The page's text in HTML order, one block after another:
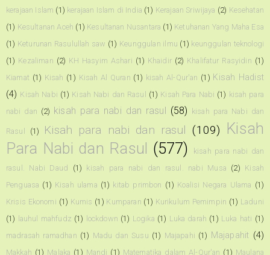
kerajaan Islam (1) kerajaan Islam di India (1) Kerajaan Sriwijaya (2) Kesehatan
(1) Kesultanan Aceh (1) Kesultanan Nusantara (1) Ketuhanan Yang Maha Esa
(1) Keturunan Rasulullah saw (1) Keunggulan ilmu (1) keunggulan teknologi
(1) Kezaliman (2) KH Hasyim Ashari (1) Khaidir (2) Khalifatur Rasyidin (1)
Kiamat (1) Kisah (1) Kisah Al Quran (1) kisah Al-Qur'an (1) Kisah Hadist
(4) Kisah Nabi (1) Kisah Nabi dan Rasul (1) Kisah Para Nabi (1) kisah para
nabi dan (2) kisah para nabi dan rasul (58) kisah para Nabi dan
Rasul (1) Kisah para nabi dan rasul (109) Kisah
Para Nabi dan Rasul (577)
kisah para nabi dan
rasul. Nabi Daud
(1) kisah para nabi dan rasul. nabi Musa (2) Kisah
Penguasa (1) Kisah ulama (1) kitab primbon (1) Koalisi Negara Ulama (1)
Krisis Ekonomi (1) Kumis (1) Kumparan (1) Kurikulum Pemimpin (1) Laduni
(1) lauhul mahfudz (1) lockdown (1) Logika (1) Luka darah (1) Luka hati (1)
madrasah ramadhan (1) Madu dan Susu (1) Majapahi (1) Majapahit (4)
Makkah (1) Malaka (1) Mandi (1) Matematika dalam Al-Qur'an (1) Maulana